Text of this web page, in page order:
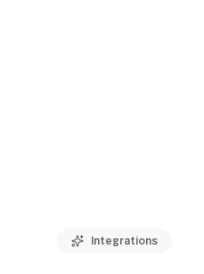
Integrations